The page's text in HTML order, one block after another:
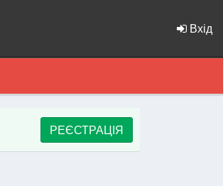
Вхід
РЕЄСТРАЦІЯ